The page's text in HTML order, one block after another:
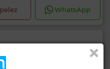
WhatsApp